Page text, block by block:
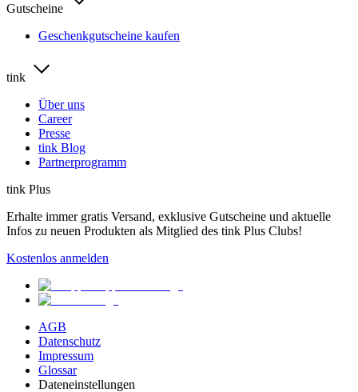
Gutscheine
Geschenkgutscheine kaufen
tink
Über uns
Career
Presse
tink Blog
Partnerprogramm
tink Plus
Erhalte immer gratis Versand, exklusive Gutscheine und aktuelle
Infos zu neuen Produkten als Mitglied des tink Plus Clubs!
Kostenlos anmelden
AGB
Datenschutz
Impressum
Glossar
Dateneinstellungen